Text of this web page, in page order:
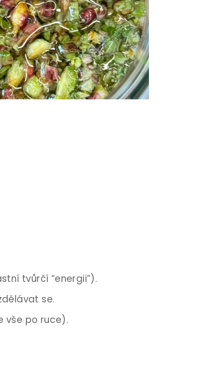
tvůrčí “energii”).
se.
vše po ruce).